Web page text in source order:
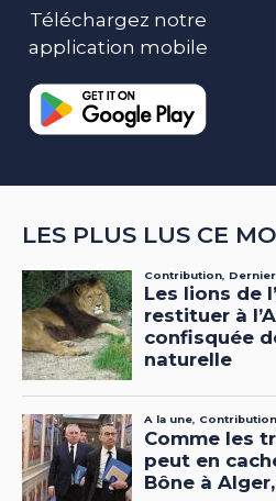
Téléchargez notre
application mobile
LES PLUS LUS CE